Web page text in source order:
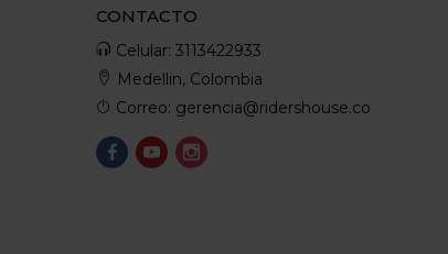
CONTACTO
Celular: 3113422933
Medellin, Colombia
Correo: gerencia@ridershouse.co